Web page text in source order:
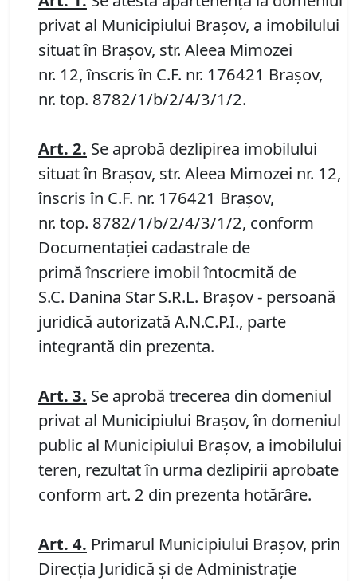
privat al Municipiului Brașov, a imobilului
situat în Brașov, str. Aleea Mimozei
nr. 12, înscris în C.F. nr. 176421 Brașov,
nr. top. 8782/1/b/2/4/3/1/2.
Art. 2. Se aprobă dezlipirea imobilului
situat în Brașov, str. Aleea Mimozei nr. 12,
înscris în C.F. nr. 176421 Brașov,
nr. top. 8782/1/b/2/4/3/1/2, conform
Documentației cadastrale de
primă înscriere imobil întocmită de
S.C. Danina Star S.R.L. Brașov - persoană
juridică autorizată A.N.C.P.I., parte
integrantă din prezenta.
Art. 3. Se aprobă trecerea din domeniul
privat al Municipiului Brașov, în domeniul
public al Municipiului Brașov, a imobilului
teren, rezultat în urma dezlipirii aprobate
conform art. 2 din prezenta hotărâre.
Art. 4. Primarul Municipiului Brașov, prin
Direcția Juridică și de Administrație